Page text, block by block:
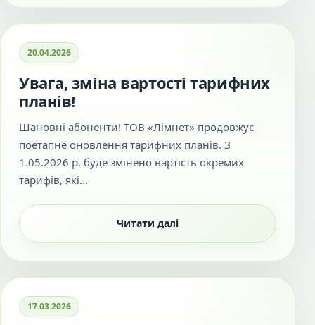
20.04.2026
Увага, зміна вартості тарифних
планів!
Шановні абоненти! ТОВ «Лімнет» продовжує
поетапне оновлення тарифних планів. З
1.05.2026 р. буде змінено вартість окремих
тарифів, які...
Читати далі
17.03.2026